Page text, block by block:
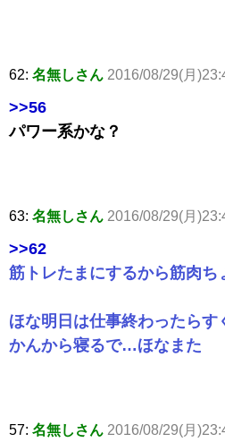
62: 名無しさん 2016/08/29(月
>>56
パワー系かな？
63: 名無しさん 2016/08/29(月
>>62
筋トレたまにするから筋肉ち
ほな明日は仕事終わったらす
かんから寝るで…ほなまた
57: 名無しさん 2016/08/29(月